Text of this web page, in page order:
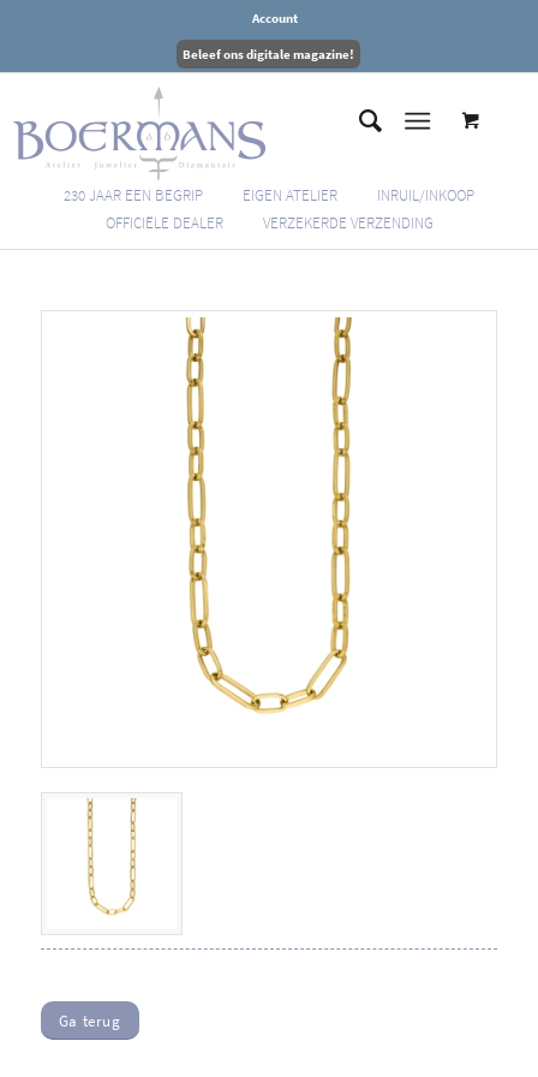
Account
Beleef ons digitale magazine!
230 JAAR EEN BEGRIP EIGEN ATELIER
INRUIL/INKOOP
OFFICIËLE DEALER
VERZEKERDE VERZENDING
Ga terug